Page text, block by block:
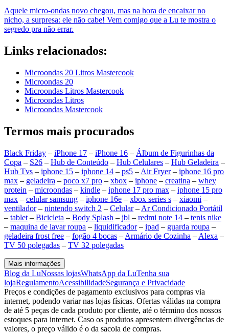
Aquele micro-ondas novo chegou, mas na hora de encaixar no
nicho, a surpresa: ele não cabe! Vem comigo que a Lu te mostra o
segredo pra não errar.
Links relacionados:
Microondas 20 Litros Mastercook
Microondas 20
Microondas Litros Mastercook
Microondas Litros
Microondas Mastercook
Termos mais procurados
Black Friday – iPhone 17 – iPhone 16 – Álbum de Figurinhas da
Copa – S26 – Hub de Conteúdo – Hub Celulares – Hub Geladeira –
Hub Tvs – iphone 15 – iphone 14 – ps5 – Air Fryer– iphone 16 pro
max – geladeira – poco x7 pro – xbox – iphone – creatina – whey
protein – microondas – kindle – iphone 17 pro max – iphone 15 pro
max – celular samsung – iphone 16e – xbox series s – xiaomi –
ventilador– nintendo switch 2 – Celular– Ar Condicionado Portátil
– tablet – Bicicleta – Body Splash – jbl – redmi note 14 – tenis nike
– maquina de lavar roupa – liquidificador– ipad – guarda roupa –
geladeira frost free – fogão 4 bocas – Armário de Cozinha – Alexa –
TV 50 polegadas – TV 32 polegadas
Mais informações
Blog da LuNossas lojasWhatsApp da LuTenha sua
lojaRegulamentoAcessibilidadeSegurança e Privacidade
Preços e condições de pagamento exclusivos para compras via
internet, podendo variar nas lojas físicas. Ofertas válidas na compra
de até 5 peças de cada produto por cliente, até o término dos nossos
estoques para internet. Caso os produtos apresentem divergências de
valores, o preço válido é o da sacola de compras.